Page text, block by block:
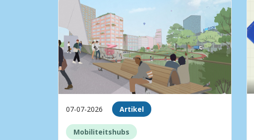
07-07-2026 Artikel
Mobiliteitshubs